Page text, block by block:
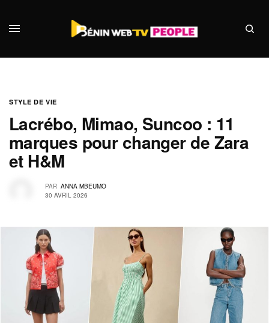
STYLE DE VIE
Lacrébo, Mimao, Suncoo : 11
marques pour changer de Zara
et H&M
PAR ANNA MBEUMO
30 AVRIL 2026